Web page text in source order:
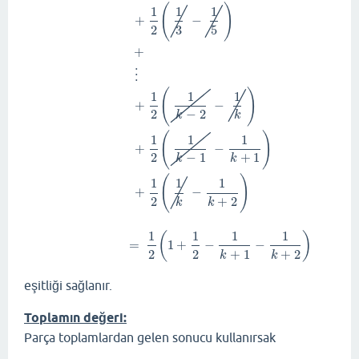
+
1
2 (
1
3
−
1
5
)
+
⋮
+
1
2 ( 1
k − 2
−
1
k )
+
1
2 ( 1
k − 1
−
1
k + 1 )
+
1
2 ( 1
k
−
1
k + 2 )
=
1
2 ( 1 +
1
2
−
1
k + 1
−
1
k + 2 )
eşitliği sağlanır.
Toplamın değeri:
Parça toplamlardan gelen sonucu kullanırsak